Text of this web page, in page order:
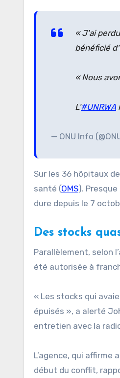
« J'ai
bénéficié
« Nous
L'#UNRWA
— ONU Info
Sur les 36 hôpitaux
santé (OMS).
dure depuis le 7
Des stocks
Parallèlement, selon
été autorisée à
« Les stocks qui
épuisés », a alerté
entretien avec la
L’agence, qui
début du conflit,